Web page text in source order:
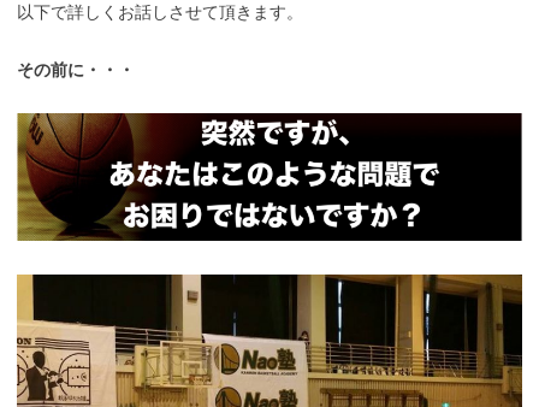
以下で詳しくお話しさせて頂きます。
その前に・・・